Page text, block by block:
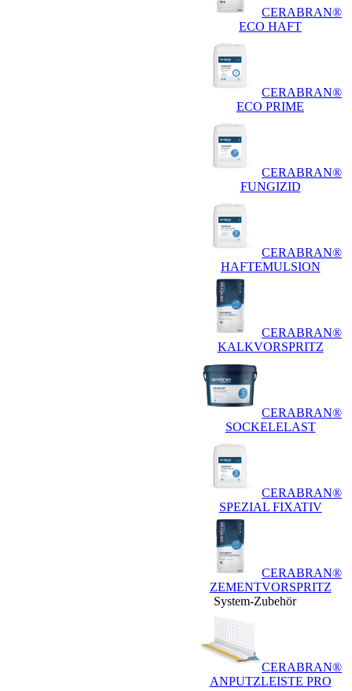
CERABRAN®
ECO HAFT
CERABRAN®
ECO PRIME
CERABRAN®
FUNGIZID
CERABRAN®
HAFTEMULSION
CERABRAN®
KALKVORSPRITZ
CERABRAN®
SOCKELELAST
CERABRAN®
SPEZIAL FIXATIV
CERABRAN®
ZEMENTVORSPRITZ
System-Zubehör
CERABRAN®
ANPUTZLEISTE PRO